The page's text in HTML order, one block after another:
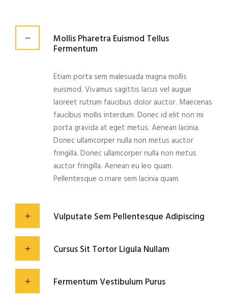
Mollis Pharetra Euismod Tellus
Fermentum
Etiam porta sem malesuada magna mollis
euismod. Vivamus sagittis lacus vel augue
laoreet rutrum faucibus dolor auctor. Maecenas
faucibus mollis interdum. Donec id elit non mi
porta gravida at eget metus. Aenean lacinia.
Donec ullamcorper nulla non metus auctor
fringilla. Donec ullamcorper nulla non metus
auctor fringilla. Aenean eu leo quam.
Pellentesque o.rnare sem lacinia quam.
Vulputate Sem Pellentesque Adipiscing
Cursus Sit Tortor Ligula Nullam
Fermentum Vestibulum Purus